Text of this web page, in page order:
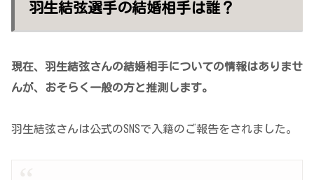
羽生結弦選手の結婚相手は誰？
現在、羽生結弦さんの結婚相手についての情報はありませ
んが、 おそらく 一般の方と推測します。
羽生結弦さんは公式のSNSで入籍のご報告をされました。